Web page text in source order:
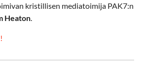
kristillisen mediatoimija PAK7:n
Heaton